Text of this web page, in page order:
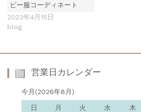
ビー服コーディネート
2023年4月15日
blog
営業日カレンダー
今月(2026年8月)
日 月 火 水 木